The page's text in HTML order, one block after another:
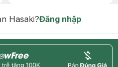
Hasaki?Đăng nhập